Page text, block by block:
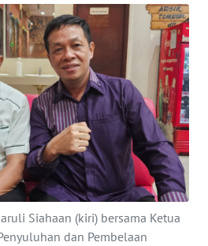
Siahaan (kiri) bersama Ketua
dan Pembelaan